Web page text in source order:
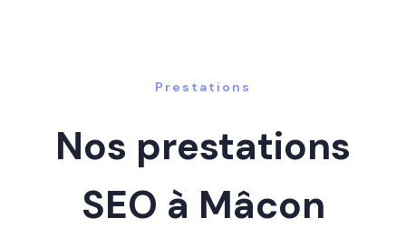
Prestations
Nos prestations
SEO à Mâcon